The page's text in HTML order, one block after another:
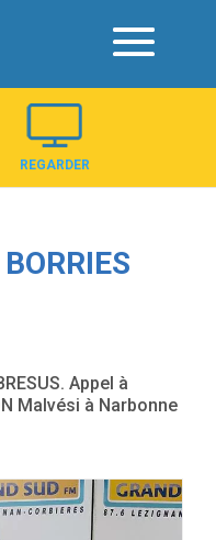
REGARDER
Appel à
Malvési à Narbonne